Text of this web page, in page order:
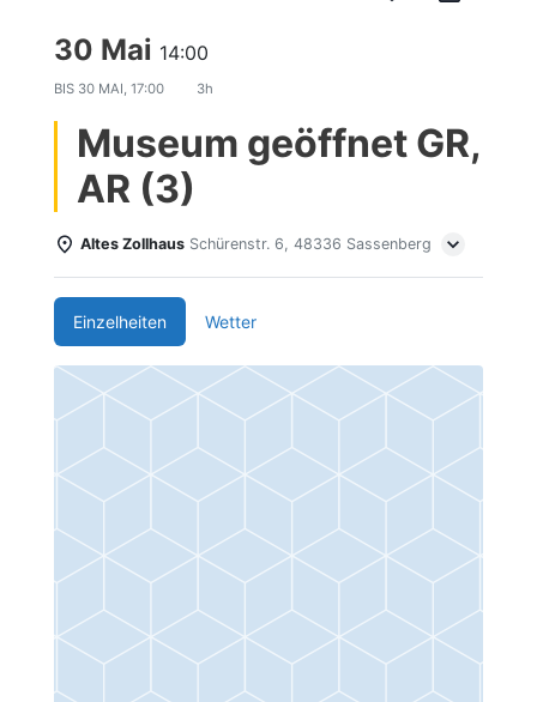
30 Mai 14:00
BIS 30 MAI, 17:00 3h
Museum geöffnet GR,
AR (3)
Altes Zollhaus Schürenstr. 6, 48336 Sassenberg
Einzelheiten Wetter